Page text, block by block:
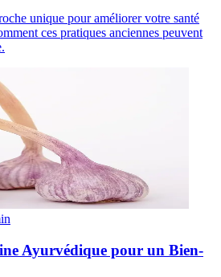
unique pour améliorer votre santé
ces pratiques anciennes peuvent
Ayurvédique pour un Bien-